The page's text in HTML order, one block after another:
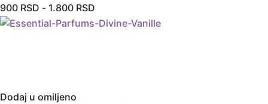
900 RSD - 1.800 RSD
Dodaj u omiljeno